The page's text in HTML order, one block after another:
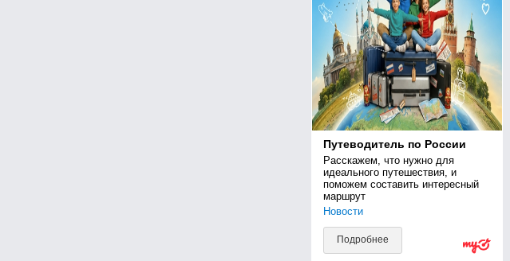
Путеводитель по России
Расскажем, что нужно для
идеального путешествия, и
поможем составить интересный
маршрут
Новости
Подробнее